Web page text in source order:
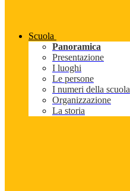
Scuola
Panoramica
Presentazione
I luoghi
Le persone
I numeri della scuola
Organizzazione
La storia